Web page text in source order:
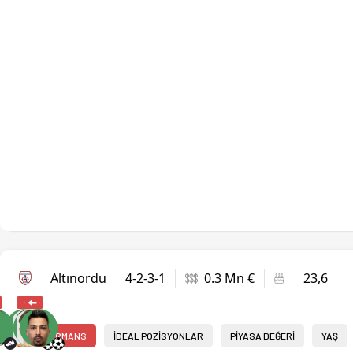
Altınordu 4-2-3-1 0.3 Mn € 23,6
PERFORMANS İDEAL POZİSYONLAR PİYASA DEĞERİ YAŞ